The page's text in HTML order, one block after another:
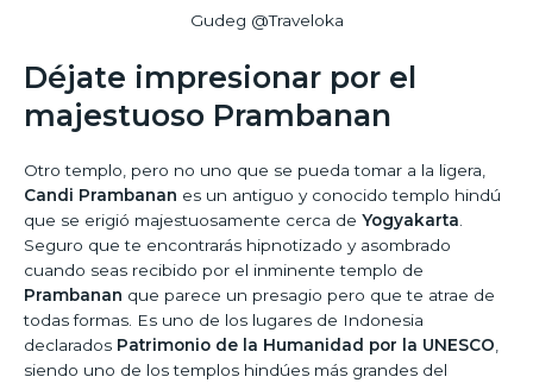
Gudeg @Traveloka
Déjate impresionar por el
majestuoso Prambanan
Otro templo, pero no uno que se pueda tomar a la ligera,
Candi Prambanan es un antiguo y conocido templo hindú
que se erigió majestuosamente cerca de Yogyakarta
Seguro que te encontrarás hipnotizado y asombrado
cuando seas recibido por el inminente templo de
Prambanan que parece un presagio pero que te atrae de
todas formas. Es uno de los lugares de Indonesia
declarados Patrimonio de la Humanidad por la UNESCO
siendo uno de los templos hindúes más grandes del